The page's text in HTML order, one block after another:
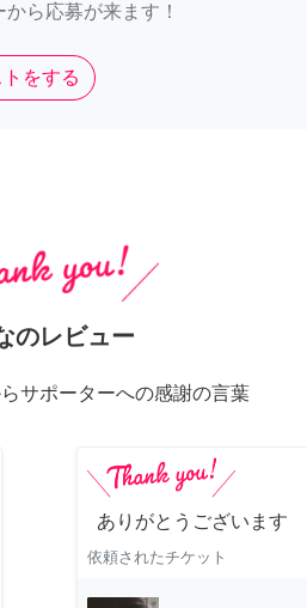
ら応募が来ます！
をする
のレビュー
サポーターへの感謝の言葉
ありがとうございます
依頼されたチケット